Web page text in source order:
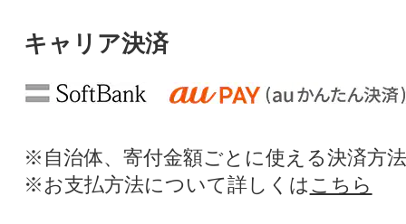
キャリア決済
※自治体、寄付金額ごとに使える決済方
※お支払方法について詳しくは こちら